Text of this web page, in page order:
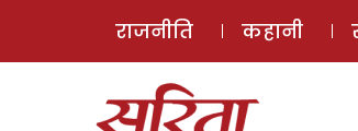
राजनीति कहानी